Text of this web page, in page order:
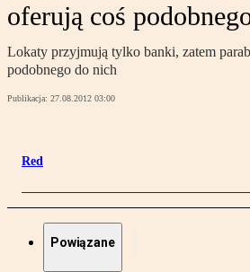
oferują coś
Lokaty przyjmują tylko banki, zatem
podobnego do nich
Publikacja: 27.08.2012 03:00
Red
Powiązane